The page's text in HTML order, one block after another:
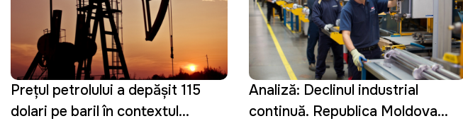
Prețul petrolului a depășit 115
dolari pe baril în contextul
Analiză: Declinul industrial
continuă. Republica Moldova